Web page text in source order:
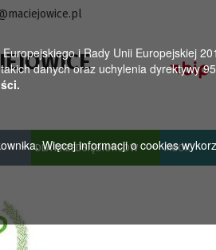
i Rady Unii Europejskiej
danych oraz uchylenia dyrektywy
Więcej informacji o cookies
DLA PRZEDSIĘBIORCÓW MGOK